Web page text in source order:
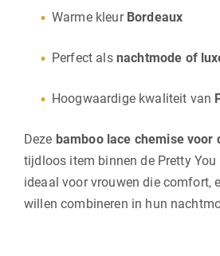
Warme kleur Bordeaux
Perfect als nachtmode of
Hoogwaardige kwaliteit van
Deze bamboo lace chemise voor
tijdloos item binnen de Pretty
ideaal voor vrouwen die comfort,
willen combineren in hun